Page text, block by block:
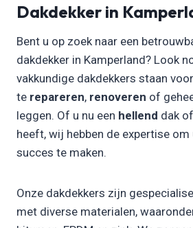
Dakdekker in
Bent u op zoek naar een
dakdekker in Kamperland? Look
vakkundige dakdekkers staan
te repareren, renoveren of
leggen. Of u nu een hellend dak
heeft, wij hebben de expertise
succes te maken.
Onze dakdekkers zijn
met diverse materialen,